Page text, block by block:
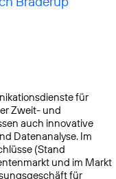
für
Zweit- und
auch innovative
Datenanalyse. Im
(Stand
und im Markt
für